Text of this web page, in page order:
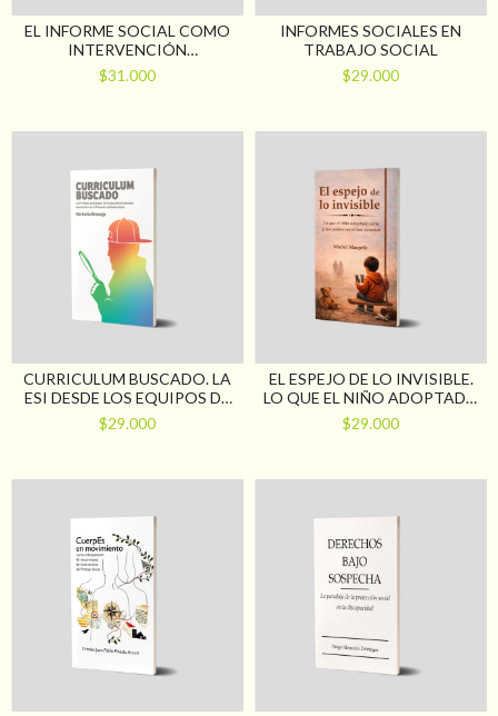
EL INFORME SOCIAL COMO
INTERVENCIÓN
PROFESIONAL. UNA MIRADA
DESDE LA PERSPECTIVA
$31.000
INFORMES SOCIALES EN
TRABAJO SOCIAL
$29.000
CURRICULUM BUSCADO. LA
ESI DESDE LOS EQUIPOS DE
CONDUCCIÓN DE ESCUELAS
SECUNDARIAS EN LA
$29.000
EL ESPEJO DE LO INVISIBLE.
LO QUE EL NIÑO ADOPTADO
CALLA Y LOS PADRES
NECESITAN ESCUCHAR
$29.000